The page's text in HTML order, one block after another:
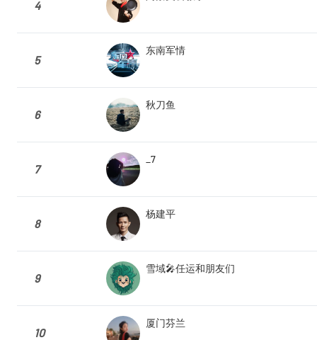
4
5
东南军情
6
秋刀鱼
7
_7
8
杨建平
9
雪域🎤任运和朋友们
10
厦门芬兰